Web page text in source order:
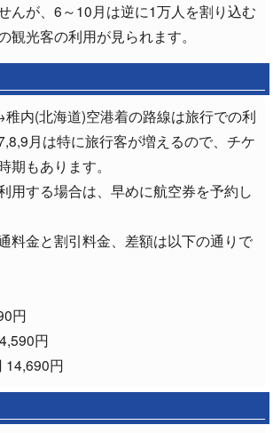
んが、6～10月は逆に1万人を割り込む
観光客の利用が見られます。
内(北海道)空港着の路線は旅行での利
月は特に旅行客が増えるので、チケ
期もあります。
用する場合は、早めに航空券を予約し
料金と割引料金、差額は以下の通りで
円
円
14,690円